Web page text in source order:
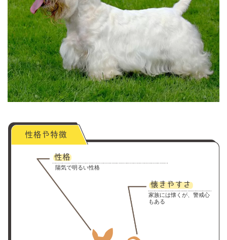
陽気で明るい性格
家族には懐くが、警戒心
もある